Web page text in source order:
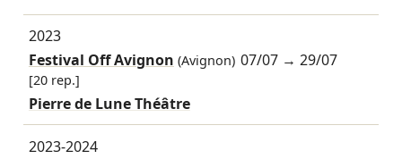
2023
Festival Off Avignon (Avignon) 07/07 →29/07
[20 rep.]
Pierre de Lune Théâtre
2023-2024